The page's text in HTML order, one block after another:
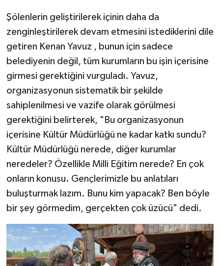
Şölenlerin geliştirilerek içinin daha da
zenginleştirilerek devam etmesini istediklerini dile
getiren Kenan Yavuz , bunun için sadece
belediyenin değil, tüm kurumların bu işin içerisine
girmesi gerektiğini vurguladı. Yavuz,
organizasyonun sistematik bir şekilde
sahiplenilmesi ve vazife olarak görülmesi
gerektiğini belirterek, "Bu organizasyonun
içerisine Kültür Müdürlüğü ne kadar katkı sundu?
Kültür Müdürlüğü nerede, diğer kurumlar
neredeler? Özellikle Milli Eğitim nerede? En çok
onların konusu. Gençlerimizle bu anlatıları
buluşturmak lazım. Bunu kim yapacak? Ben böyle
bir şey görmedim, gerçekten çok üzücü" dedi.